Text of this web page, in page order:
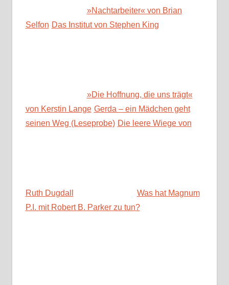
»Nachtarbeiter« von Brian
Selfon Das Institut von Stephen King
»Die Hoffnung, die uns trägt«
von Kerstin Lange Gerda – ein Mädchen geht
seinen Weg (Leseprobe) Die leere Wiege von
Ruth Dugdall
Was hat Magnum
P.I. mit Robert B. Parker zu tun?